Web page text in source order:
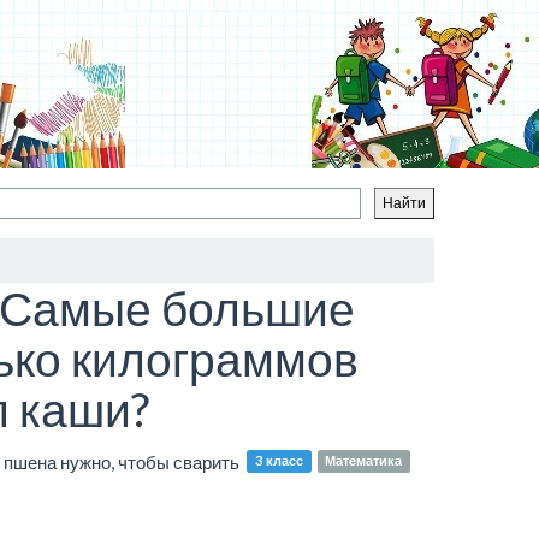
Самые большие
килограммов
каши?
3 класс Математика
нужно, чтобы сварить